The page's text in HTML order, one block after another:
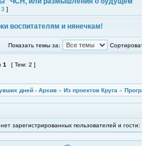
3 ]
воспитателям и нянечкам!
Показать темы за:
1 [ Тем: 2 ]
дней - Архив » Из проектов Круга »
зарегистрированных пользователей и гости: